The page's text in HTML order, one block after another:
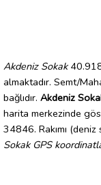
Akdeniz Sokak
almaktadır. Semt/
bağlıdır. Akdeniz
harita merkezinde
34846. Rakımı
Sokak GPS